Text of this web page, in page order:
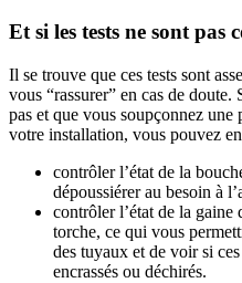
Et si les tests ne sont pas
Il se trouve que ces tests sont
vous “rassurer” en cas de
pas et que vous soupçonnez
votre installation, vous pouvez
contrôler l’état de la
dépoussiérer au besoin à
contrôler l’état de la gaine
torche, ce qui vous
des tuyaux et de voir si
encrassés ou déchirés.